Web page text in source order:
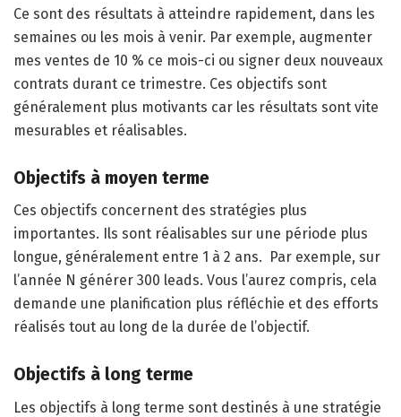
Ce sont des résultats à atteindre rapidement, dans les
semaines ou les mois à venir. Par exemple, augmenter
mes ventes de 10 % ce mois-ci ou signer deux nouveaux
contrats durant ce trimestre. Ces objectifs sont
généralement plus motivants car les résultats sont vite
mesurables et réalisables.
Objectifs à moyen terme
Ces objectifs concernent des stratégies plus
importantes. Ils sont réalisables sur une période plus
longue, généralement entre 1 à 2 ans. Par exemple, sur
l’année N générer 300 leads. Vous l’aurez compris, cela
demande une planification plus réfléchie et des efforts
réalisés tout au long de la durée de l’objectif.
Objectifs à long terme
Les objectifs à long terme sont destinés à une stratégie